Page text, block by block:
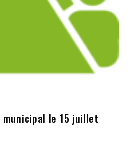
municipal le 15 juillet